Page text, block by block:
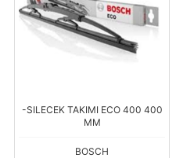
-SILECEK TAKIMI ECO 400 400
MM
BOSCH